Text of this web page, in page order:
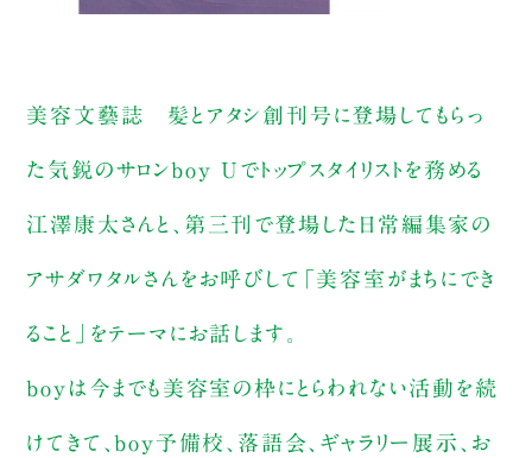
美容文藝誌 髪とアタシ創刊号に登場してもらっ
た気鋭のサロンboy Uでトップスタイリストを務める
江澤康太さんと、第三刊で登場した日常編集家の
アサダワタルさんをお呼びして「美容室がまちにでき
ること」をテーマにお話します。
boyは今までも美容室の枠にとらわれない活動を続
けてきて、boy予備校、落語会、ギャラリー展示、お